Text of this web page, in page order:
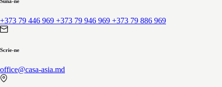
+373 79 446 969 +373 79 946 969 +373 79 886 969
Scrie-ne
office@casa-asia.md